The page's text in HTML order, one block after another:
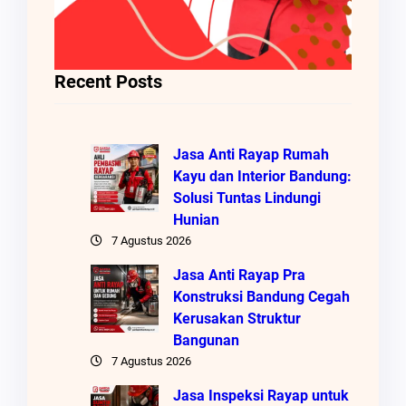
Recent Posts
Jasa Anti Rayap Rumah
Kayu dan Interior Bandung:
Solusi Tuntas Lindungi
Hunian
7 Agustus 2026
Jasa Anti Rayap Pra
Konstruksi Bandung Cegah
Kerusakan Struktur
Bangunan
7 Agustus 2026
Jasa Inspeksi Rayap untuk